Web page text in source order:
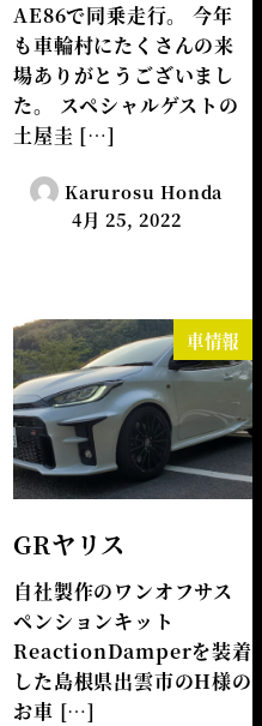
AE86で同乗走行。 今年
も車輪村にたくさんの来
場ありがとうございまし
た。 スペシャルゲストの
土屋圭 […]
Karurosu Honda
4月 25, 2022
車情報
GRヤリス
自社製作のワンオフサス
ペンションキット
ReactionDamperを装着
した島根県出雲市のH様の
お車 […]